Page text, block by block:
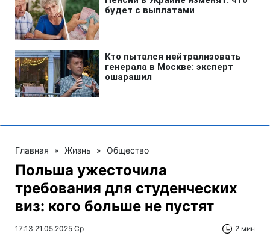
Главная » Жизнь » Общество
Польша ужесточила
требования для студенческих
виз: кого больше не пустят
17:13 21.05.2025 Ср 2 мин